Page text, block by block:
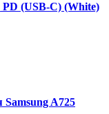
(USB-C) (White)
Samsung A725